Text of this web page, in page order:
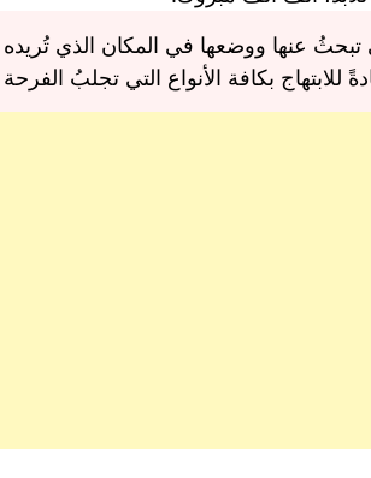
تبحثُ عنها ووضعها في المكان الذي
بكافة الأنواع التي تجلبُ